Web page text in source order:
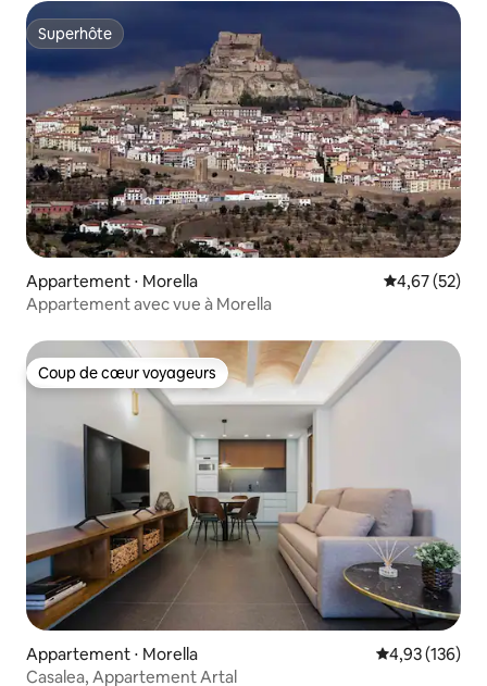
Superhôte
Superhôte
Appartement ⋅ Morella Évaluation
4,67 (52)
Appartement avec vue à Morella
Coup de cœur voyageurs
Coup de cœur voyageurs
Appartement ⋅ Morella Évaluation
4,93 (136)
Casalea, Appartement Artal